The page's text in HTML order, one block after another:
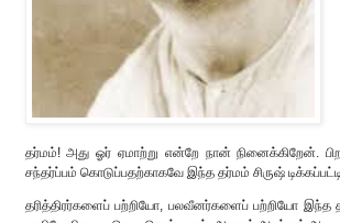
தர்மம்! அது ஓர் ஏமாற்று என்றே நான் நினைக்கிறேன்.
சந்தர்ப்பம் கொடுப்பதற்காகவே இந்த தர்மம் சிருஷ்
தரித்திரர்களைப் பற்றியோ, பலவீனர்களைப் பற்றியோ இந்த